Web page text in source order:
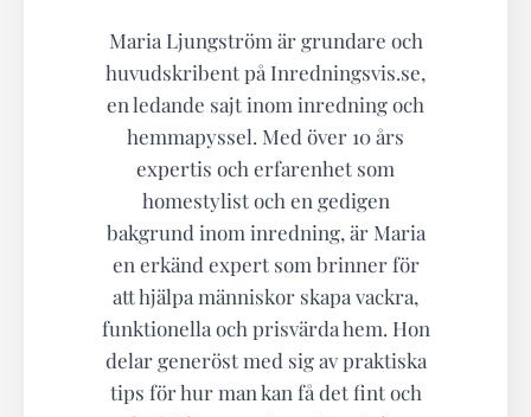
Maria Ljungström är grundare och
huvudskribent på Inredningsvis.se,
en ledande sajt inom inredning och
hemmapyssel. Med över 10 års
expertis och erfarenhet som
homestylist och en gedigen
bakgrund inom inredning, är Maria
en erkänd expert som brinner för
att hjälpa människor skapa vackra,
funktionella och prisvärda hem. Hon
delar generöst med sig av praktiska
tips för hur man kan få det fint och